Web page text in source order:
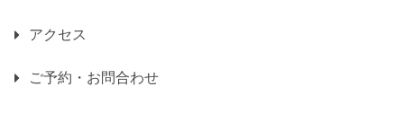
アクセス
ご予約・お問合わせ